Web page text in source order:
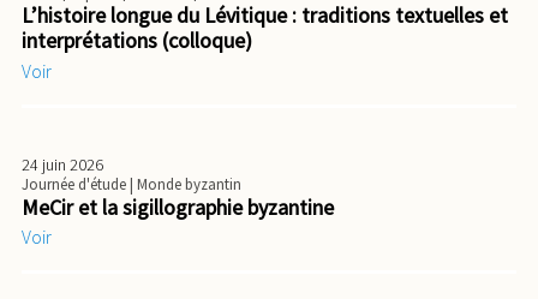
L’histoire longue du Lévitique : traditions textuelles et
interprétations (colloque)
Voir
24 juin 2026
Journée d'étude| Monde byzantin
MeCir et la sigillographie byzantine
Voir